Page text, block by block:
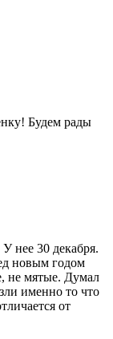
Будем рады
нее 30 декабря.
новым годом
не мятые. Думал
именно то что
от